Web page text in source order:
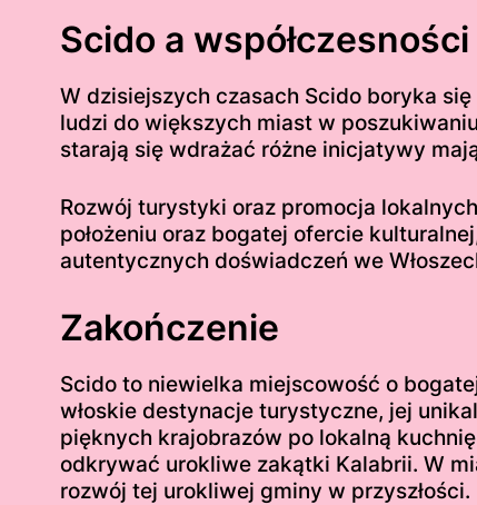
Scido a współczesności
W dzisiejszych czasach Scido boryka
ludzi do większych miast w
starają się wdrażać różne inicjatywy
Rozwój turystyki oraz promocja
położeniu oraz bogatej ofercie
autentycznych doświadczeń we
Zakończenie
Scido to niewielka miejscowość o
włoskie destynacje turystyczne, jej
pięknych krajobrazów po lokalną
odkrywać urokliwe zakątki Kalabrii. W
rozwój tej urokliwej gminy w przyszłości.